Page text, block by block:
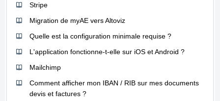
Stripe
Migration de myAE vers Altoviz
Quelle est la configuration minimale requise ?
L'application fonctionne-t-elle sur iOS et Android ?
Mailchimp
Comment afficher mon IBAN / RIB sur mes documents
devis et factures ?